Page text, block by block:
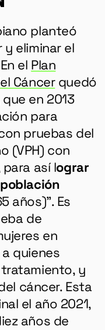
planteó
eliminar el
el Plan
Cáncerquedó
en 2013
para
pruebas del
(VPH) con
así lograr
años)”. Es
de
en
quienes
y
cáncer. Esta
el año 2021,
años de